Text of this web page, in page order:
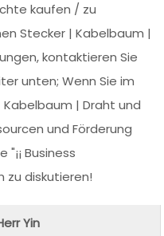
kaufen / zu
Stecker | Kabelbaum |
kontaktieren Sie
unten; Wenn Sie im
| Draht und
und Förderung
Business
diskutieren!
Yin